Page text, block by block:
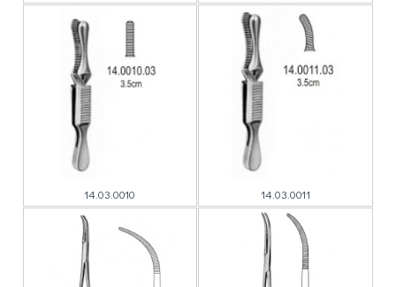
14.03.0010 14.03.0011